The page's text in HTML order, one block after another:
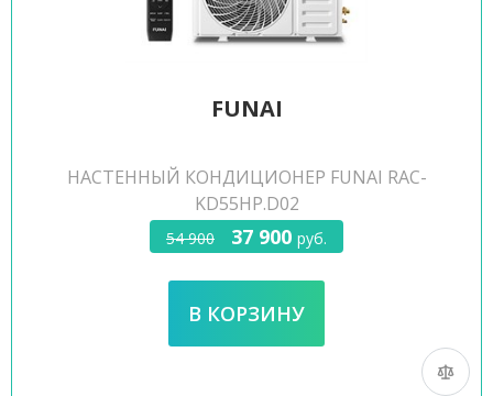
FUNAI
НАСТЕННЫЙ КОНДИЦИОНЕР FUNAI RAC-
KD55HP.D02
54 900 37 900 руб.